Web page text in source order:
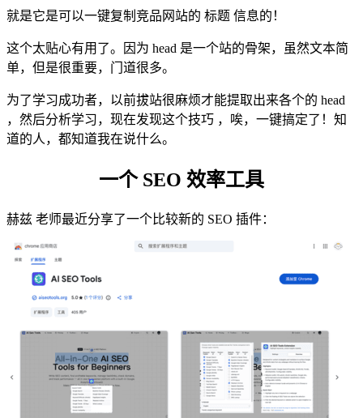
就是它是可以一键复制竞品网站的 标题 信息的！
这个太贴心有用了。因为 head 是一个站的骨架，虽然文本简
单，但是很重要，门道很多。
为了学习成功者，以前拔站很麻烦才能提取出来各个的 head
，然后分析学习，现在发现这个技巧 ，唉，一键搞定了！知
道的人，都知道我在说什么。
一个 SEO 效率工具
赫兹 老师最近分享了一个比较新的 SEO 插件：